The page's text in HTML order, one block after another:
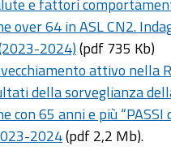
e fattori
over 64 in ASL CN2.
2024)(pdf 735 Kb)
attivo nella
della sorveglianza
con 65 anni e più “PASSI
2024(pdf 2,2 Mb).